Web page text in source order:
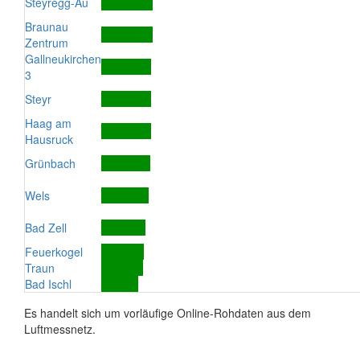
Braunau
Zentrum
Gallneukirchen
3
Steyr
Haag am
Hausruck
Grünbach
Wels
Bad Zell
Feuerkogel
Traun
Bad Ischl
Es handelt sich um vorläufige Online-Rohdaten aus dem
Luftmessnetz.